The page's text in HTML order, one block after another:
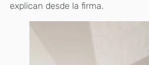
explican desde la firma.